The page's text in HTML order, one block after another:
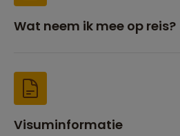
Wat neem ik mee op reis?
Visuminformatie